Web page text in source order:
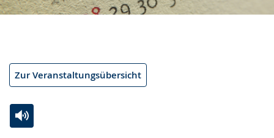
Zur Veranstaltungsübersicht